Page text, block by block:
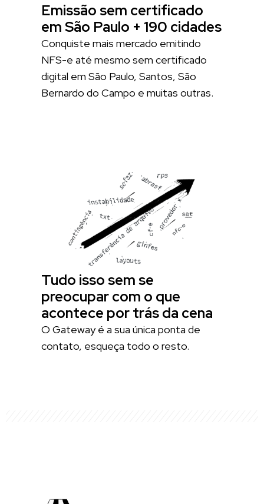
Emissão sem certificado
em São Paulo + 190 cidades
Conquiste mais mercado emitindo
NFS-e até mesmo sem certificado
digital em São Paulo, Santos, São
Bernardo do Campo e muitas outras.
Tudo isso sem se
preocupar com o que
acontece por trás da cena
O Gateway é a sua única ponta de
contato, esqueça todo o resto.